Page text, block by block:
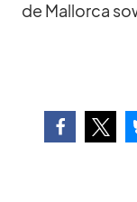
de Mal­lorca